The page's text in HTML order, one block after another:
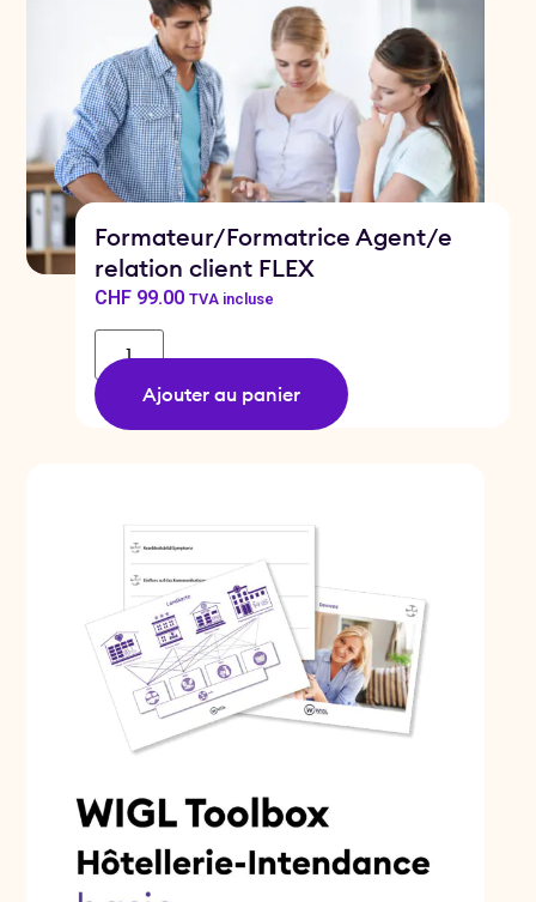
Formateur/Formatrice Agent/e
relation client FLEX
CHF99.00 TVA incluse
Ajouter au panier